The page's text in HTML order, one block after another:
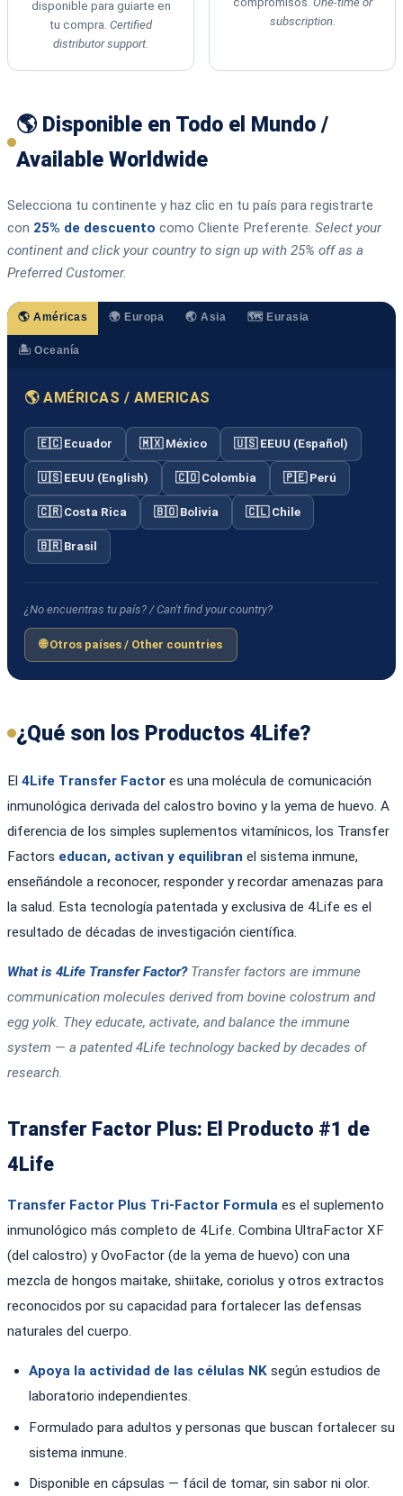
disponible para guiarte en
tu compra. Certified
distributor support.
subscription.
🌎 Disponible en Todo el Mundo /
Available Worldwide
Selecciona tu continente y haz clic en tu país para registrarte
con 25% de descuento como Cliente Preferente. Select your
continent and click your country to sign up with 25% off as a
Preferred Customer.
🌎 Américas 🌍 Europa 🌏 Asia 🗺️ Eurasia
🏝️ Oceanía
🌎 AMÉRICAS / AMERICAS
🇪🇨 Ecuador 🇲🇽 México 🇺🇸 EEUU (Español)
🇺🇸 EEUU (English) 🇨🇴 Colombia 🇵🇪 Perú
🇨🇷 Costa Rica 🇧🇴 Bolivia 🇨🇱 Chile
🇧🇷 Brasil
¿No encuentras tu país? / Can't find your country?
🌐 Otros países / Other countries
¿Qué son los Productos 4Life?
El 4Life Transfer Factor es una molécula de comunicación
inmunológica derivada del calostro bovino y la yema de huevo. A
diferencia de los simples suplementos vitamínicos, los Transfer
Factors educan, activan y equilibran el sistema inmune,
enseñándole a reconocer, responder y recordar amenazas para
la salud. Esta tecnología patentada y exclusiva de 4Life es el
resultado de décadas de investigación científica.
What is 4Life Transfer Factor?Transfer factors are immune
communication molecules derived from bovine colostrum and
egg yolk. They educate, activate, and balance the immune
system — a patented 4Life technology backed by decades of
research.
Transfer Factor Plus: El Producto #1 de
4Life
Transfer Factor Plus Tri-Factor Formula es el suplemento
inmunológico más completo de 4Life. Combina UltraFactor XF
(del calostro) y OvoFactor (de la yema de huevo) con una
mezcla de hongos maitake, shiitake, coriolus y otros extractos
reconocidos por su capacidad para fortalecer las defensas
naturales del cuerpo.
Apoya la actividad de las células NK según estudios de
laboratorio independientes.
Formulado para adultos y personas que buscan fortalecer su
sistema inmune.
Disponible en cápsulas — fácil de tomar, sin sabor ni olor.